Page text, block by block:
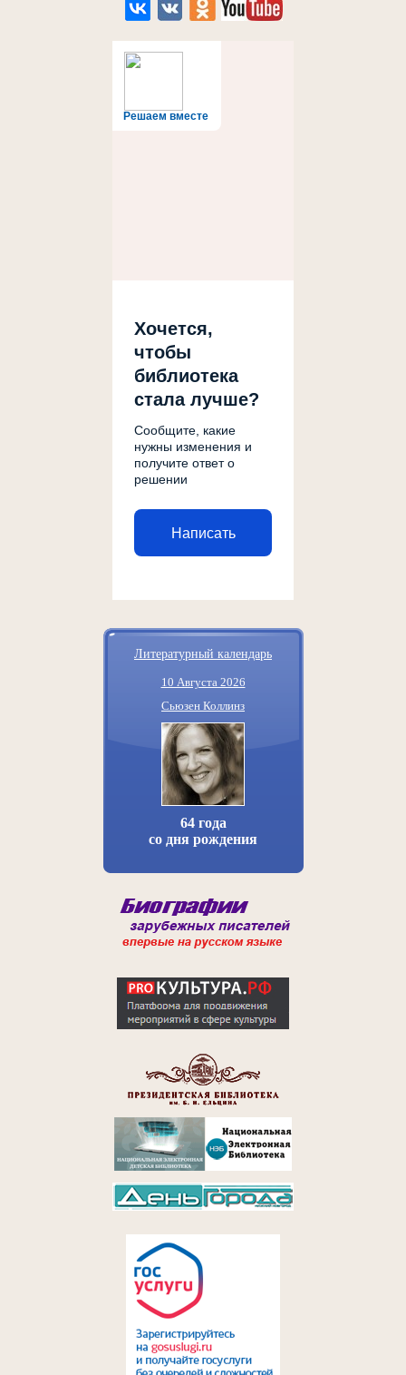
Решаем вместе
Хочется,
чтобы
библиотека
стала лучше?
Сообщите, какие
нужны изменения и
получите ответ о
решении
Написать
Литературный календарь
10 Августа 2026
Сьюзен Коллинз
64 года
со дня рождения